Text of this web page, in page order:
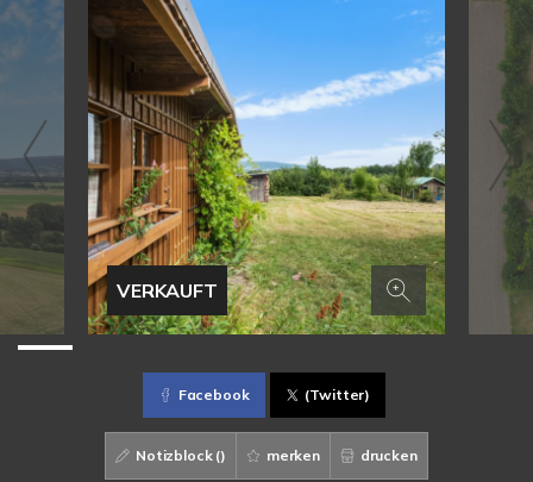
VERKAUFT
Facebook (Twitter)
Notizblock () merken drucken